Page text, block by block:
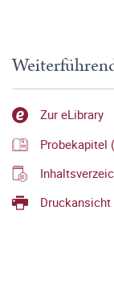
Zur eLibrary
Probekapitel
Druckansicht